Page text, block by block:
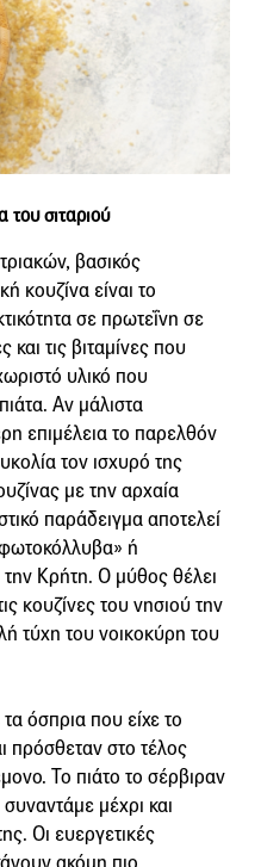
του σιταριού
βασικός
κουζίνα είναι το
σε πρωτεΐνη σε
τις βιταμίνες που
υλικό που
Αν μάλιστα
επιμέλεια το παρελθόν
τον ισχυρό της
με την αρχαία
παράδειγμα αποτελεί
ή
Κρήτη. Ο μύθος θέλει
κουζίνες του νησιού την
τύχη του νοικοκύρη του
όσπρια που είχε το
πρόσθεταν στο τέλος
Το πιάτο το σέρβιραν
μέχρι και
Οι ευεργετικές